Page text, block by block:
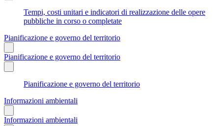
Tempi, costi unitari e indicatori di realizzazione delle opere
pubbliche in corso o completate
Pianificazione e governo del territorio
Pianificazione e governo del territorio
Pianificazione e governo del territorio
Informazioni ambientali
Informazioni ambientali